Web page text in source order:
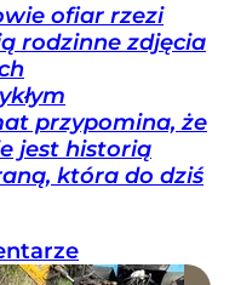
ofiar rzezi
rodzinne zdjęcia
przypomina, że
jest historią
która do dziś